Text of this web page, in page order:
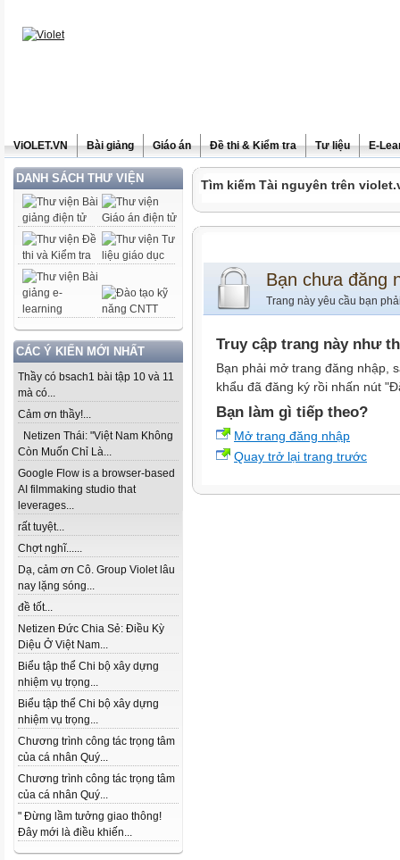
ViOLET.VN Bài giảng Giáo án Đề thi & Kiểm tra Tư liệu E-
DANH SÁCH THƯ VIỆN
CÁC Ý KIẾN MỚI NHẤT
Thầy có bsach1 bài tập 10 và 11
mà có...
Cảm ơn thầy!...
Netizen Thái: "Việt Nam Không
Còn Muốn Chỉ Là...
Google Flow is a browser-based
AI filmmaking studio that
leverages...
rất tuyệt...
Chợt nghĩ......
Dạ, cảm ơn Cô. Group Violet lâu
nay lặng sóng...
đề tốt...
Netizen Đức Chia Sẻ: Điều Kỳ
Diệu Ở Việt Nam...
Biểu tập thể Chi bộ xây dựng
nhiệm vụ trọng...
Biểu tập thể Chi bộ xây dựng
nhiệm vụ trọng...
Chương trình công tác trọng tâm
của cá nhân Quý...
Chương trình công tác trọng tâm
của cá nhân Quý...
" Đừng lầm tưởng giao thông!
Đây mới là điều khiến...
Tìm kiếm Tài nguyên trên
Bạn chưa đăng
Trang này yêu cầu bạn
Truy cập trang này như
Bạn phải mở trang đăng nhập,
khẩu đã đăng ký rồi nhấn nút
Bạn làm gì tiếp theo?
Mở trang đăng nhập
Quay trở lại trang trước